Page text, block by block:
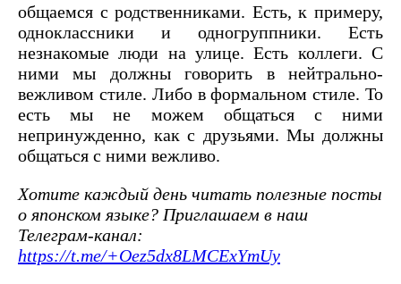
общаемся с родственниками. Есть, к примеру,
одноклассники и одногруппники. Есть
незнакомые люди на улице. Есть коллеги. С
ними мы должны говорить в нейтрально-
вежливом стиле. Либо в формальном стиле. То
есть мы не можем общаться с ними
непринужденно, как с друзьями. Мы должны
общаться с ними вежливо.
Хотите каждый день читать полезные посты
о японском языке? Приглашаем в наш
Телеграм-канал:
https://t.me/+Oez5dx8LMCExYmUy